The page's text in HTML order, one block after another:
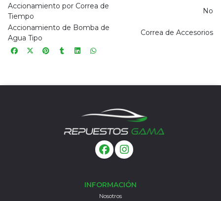
Accionamiento por Correa de
Tiempo
No
Accionamiento de Bomba de
Agua Tipo
Correa de Accesorios
INFORMACIÓN
Nosotros